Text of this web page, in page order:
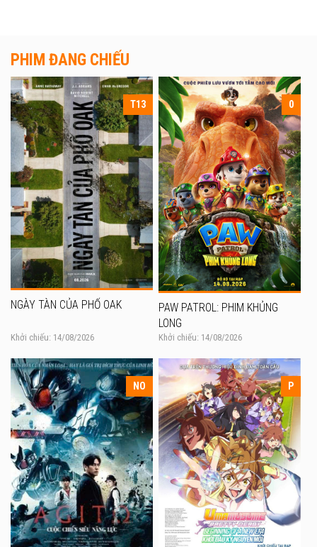
PHIM ĐANG CHIẾU
T13
NGÀY TÀN CỦA PHỐ OAK
Khởi chiếu: 14/08/2026
0
PAW PATROL: PHIM KHỦNG
LONG
Khởi chiếu: 14/08/2026
NO P